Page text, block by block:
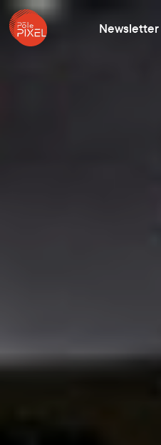
Newsletter